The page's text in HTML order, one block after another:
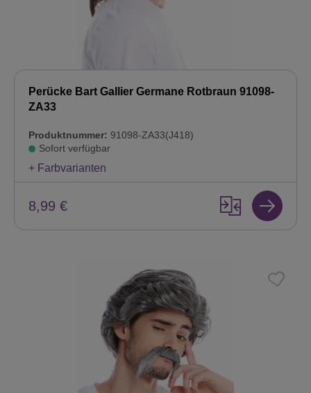
Perücke Bart Gallier Germane Rotbraun 91098-
ZA33
Produktnummer: 91098-ZA33(J418)
Sofort verfügbar
+ Farbvarianten
8,99 €